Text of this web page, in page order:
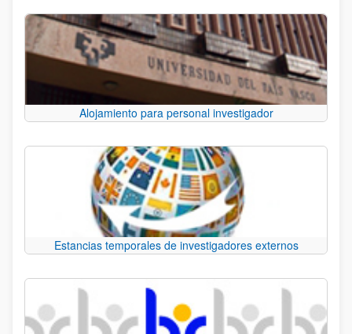
Alojamiento para personal investigador
Estancias temporales de investigadores externos